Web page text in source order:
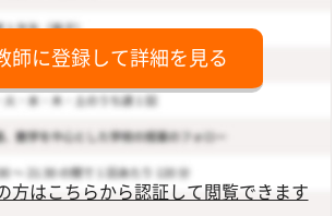
師に登録して詳細を見る
方はこちらから認証して閲覧できます